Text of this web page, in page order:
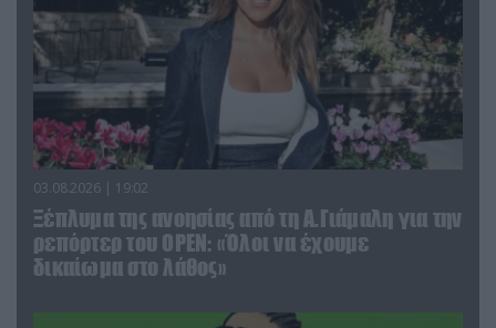
03.08.2026 | 19:02
Ξέπλυμα της ανοησίας από τη Α.Γιάμαλη για την
ρεπόρτερ του ΟΡΕΝ: «Όλοι να έχουμε
δικαίωμα στο λάθος»